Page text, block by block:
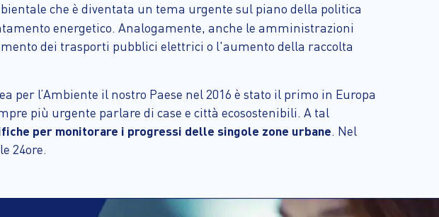
che è diventata un tema urgente sul piano della politica
energetico. Analogamente, anche le amministrazioni
dei trasporti pubblici elettrici o l'aumento della raccolta
per l’Ambiente il nostro Paese nel 2016 è stato il primo in Europa
più urgente parlare di case e città ecosostenibili. A tal
per monitorare i progressi delle singole zone urbane. Nel
24ore.